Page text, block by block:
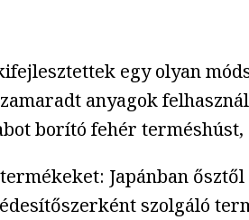
egy olyan
anyagok
borító fehér
Japánban
szolgáló